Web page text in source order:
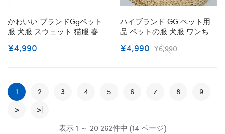
かわいい ブランドggペット
服 犬服 スウェット 猫服 春
暖かい GG ペット洋服 犬 ト
スタイル S~2XL 激安
¥4,990
ハイブランド GG ペット用
品 ペットの服 犬服 ワンちゃ
ん用ジャケット型 ドッグウ
ェア 春秋コート かわいい チ
け毛対策 小型犬 ペット服
¥4,990 ¥6,990
1 2 3 4 5 6 7 8
9
>
>|
表示 1 ～ 20 262件中 (14 ページ)